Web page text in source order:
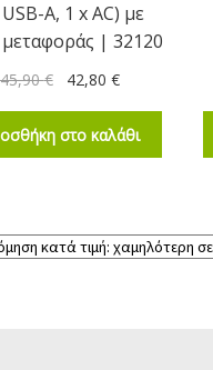
A, 1 x AC) με
| 32120
45,90€ 42,80€
στο καλάθι